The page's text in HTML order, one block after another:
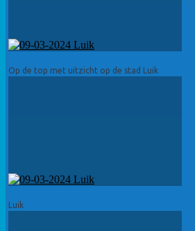
Op de top met uitzicht op de stad Luik
Luik